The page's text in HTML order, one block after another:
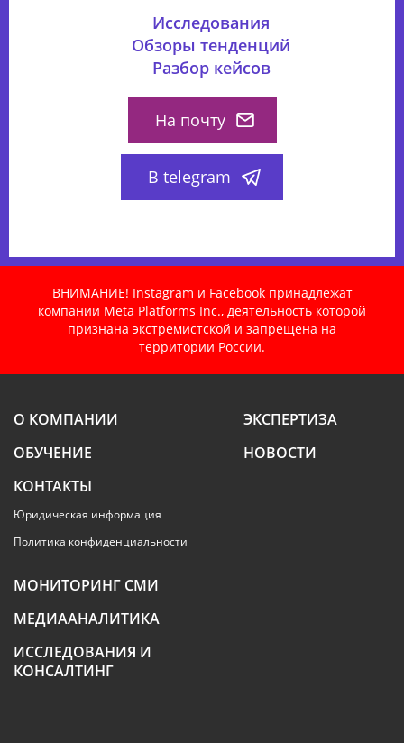
Исследования
Обзоры тенденций
Разбор кейсов
На почту
В telegram
ВНИМАНИЕ! Instagram и Facebook принадлежат
компании Meta Platforms Inc., деятельность которой
признана экстремистской и запрещена на
территории России.
О КОМПАНИИ
ЭКСПЕРТИЗА
ОБУЧЕНИЕ
НОВОСТИ
КОНТАКТЫ
Юридическая информация
Политика конфиденциальности
МОНИТОРИНГ СМИ
МЕДИААНАЛИТИКА
ИССЛЕДОВАНИЯ И
КОНСАЛТИНГ